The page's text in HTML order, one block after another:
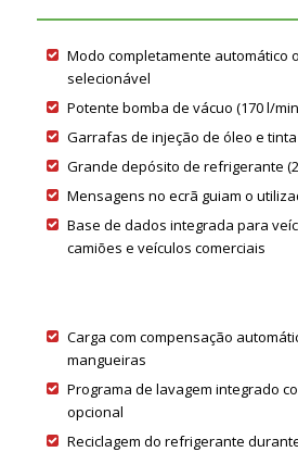
Modo completamente automático
selecionável
Potente bomba de vácuo (170 l/
Garrafas de injeção de óleo e tinta
Grande depósito de refrigerante
Mensagens no ecrã guiam o
Base de dados integrada para
camiões e veículos comerciais
Carga com compensação
mangueiras
Programa de lavagem integrado
opcional
Reciclagem do refrigerante